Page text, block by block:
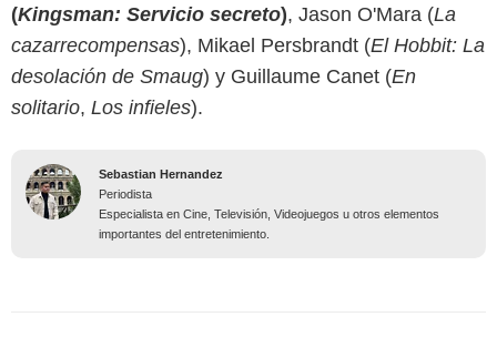
(Kingsman: Servicio secreto), Jason O'Mara (La
cazarrecompensas), Mikael Persbrandt (El Hobbit: La
desolación de Smaug) y Guillaume Canet (En
solitario, Los infieles).
Sebastian Hernandez
Periodista
Especialista en Cine, Televisión, Videojuegos u otros elementos
importantes del entretenimiento.